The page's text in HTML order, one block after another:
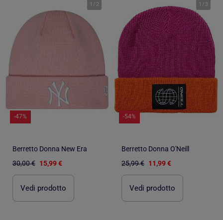
1 / 2
-47%
Berretto Donna New Era
30,00 € 15,99 €
Vedi prodotto
1 / 3
-54%
Berretto Donna O'Neill
25,99 € 11,99 €
Vedi prodotto